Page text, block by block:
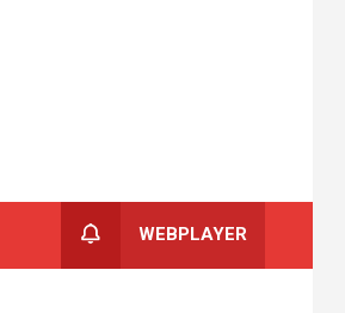
WEBPLAYER